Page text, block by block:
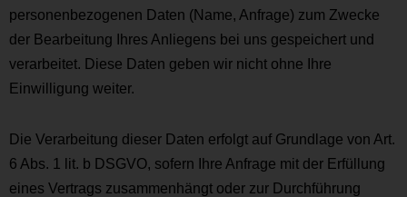
personenbezogenen Daten (Name, Anfrage) zum Zwecke
der Bearbeitung Ihres Anliegens bei uns gespeichert und
verarbeitet. Diese Daten geben wir nicht ohne Ihre
Einwilligung weiter.
Die Verarbeitung dieser Daten erfolgt auf Grundlage von Art.
6 Abs. 1 lit. b DSGVO, sofern Ihre Anfrage mit der Erfüllung
eines Vertrags zusammenhängt oder zur Durchführung